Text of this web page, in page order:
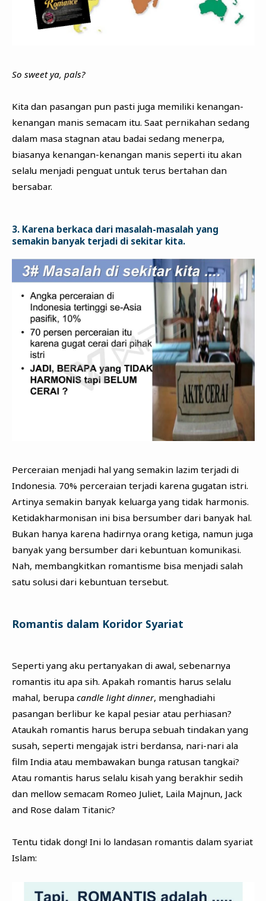
So sweet ya, pals?
Kita dan pasangan pun pasti juga memiliki kenangan-
kenangan manis semacam itu. Saat pernikahan sedang
dalam masa stagnan atau badai sedang menerpa,
biasanya kenangan-kenangan manis seperti itu akan
selalu menjadi penguat untuk terus bertahan dan
bersabar.
3. Karena berkaca dari masalah-masalah yang
semakin banyak terjadi di sekitar kita.
Perceraian menjadi hal yang semakin lazim terjadi di
Indonesia. 70% perceraian terjadi karena gugatan istri.
Artinya semakin banyak keluarga yang tidak harmonis.
Ketidakharmonisan ini bisa bersumber dari banyak hal.
Bukan hanya karena hadirnya orang ketiga, namun juga
banyak yang bersumber dari kebuntuan komunikasi.
Nah, membangkitkan romantisme bisa menjadi salah
satu solusi dari kebuntuan tersebut.
Romantis dalam Koridor Syariat
Seperti yang aku pertanyakan di awal, sebenarnya
romantis itu apa sih. Apakah romantis harus selalu
mahal, berupa candle light dinner, menghadiahi
pasangan berlibur ke kapal pesiar atau perhiasan?
Ataukah romantis harus berupa sebuah tindakan yang
susah, seperti mengajak istri berdansa, nari-nari ala
film India atau membawakan bunga ratusan tangkai?
Atau romantis harus selalu kisah yang berakhir sedih
dan mellow semacam Romeo Juliet, Laila Majnun, Jack
and Rose dalam Titanic?
Tentu tidak dong! Ini lo landasan romantis dalam syariat
Islam: